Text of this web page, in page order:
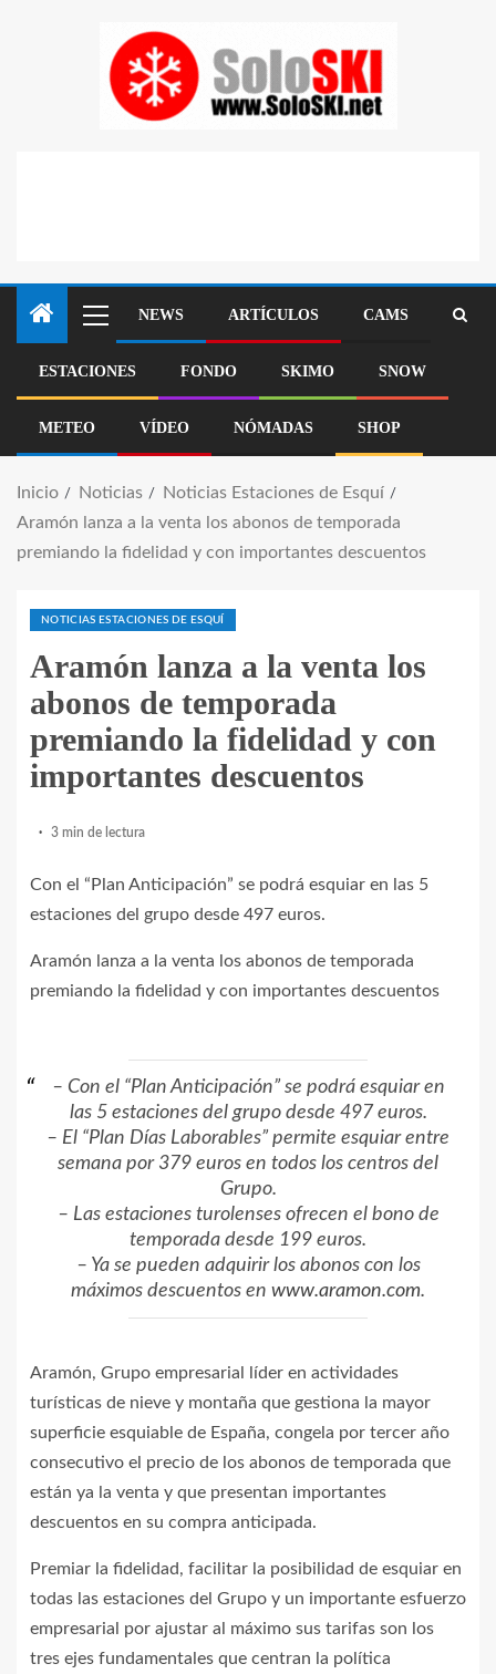
NEWS ARTÍCULOS CAMS
ESTACIONES FONDO SKIMO SNOW
METEO VÍDEO NÓMADAS SHOP
Inicio Noticias
Noticias Estaciones de Esquí
Aramón lanza a la venta los abonos de temporada
premiando la fidelidad y con importantes descuentos
NOTICIAS ESTACIONES DE ESQUÍ
Aramón lanza a la venta los
abonos de temporada
premiando la fidelidad y con
importantes descuentos
3 min de lectura
Con el “Plan Anticipación” se podrá esquiar en las 5
estaciones del grupo desde 497 euros.
Aramón lanza a la venta los abonos de temporada
premiando la fidelidad y con importantes descuentos
– Con el “Plan Anticipación” se podrá esquiar en
las 5 estaciones del grupo desde 497 euros.
– El “Plan Días Laborables” permite esquiar entre
semana por 379 euros en todos los centros del
Grupo.
– Las estaciones turolenses ofrecen el bono de
temporada desde 199 euros.
– Ya se pueden adquirir los abonos con los
máximos descuentos en www.aramon.com.
Aramón, Grupo empresarial líder en actividades
turísticas de nieve y montaña que gestiona la mayor
superficie esquiable de España, congela por tercer año
consecutivo el precio de los abonos de temporada que
están ya la venta y que presentan importantes
descuentos en su compra anticipada.
Premiar la fidelidad, facilitar la posibilidad de esquiar en
todas las estaciones del Grupo y un importante esfuerzo
empresarial por ajustar al máximo sus tarifas son los
tres ejes fundamentales que centran la política